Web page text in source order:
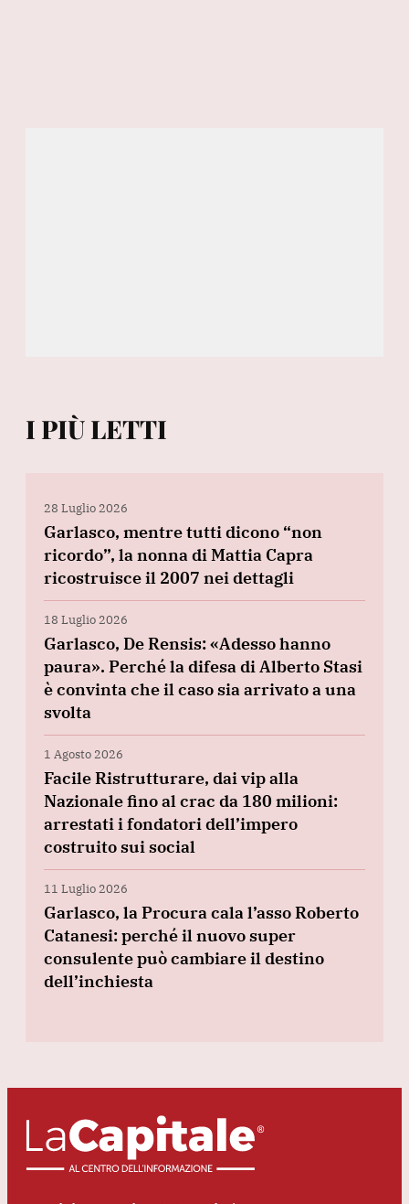
I PIÙ LETTI
28 Luglio 2026
Garlasco, mentre tutti dicono “non
ricordo”, la nonna di Mattia Capra
ricostruisce il 2007 nei dettagli
18 Luglio 2026
Garlasco, De Rensis: «Adesso hanno
paura». Perché la difesa di Alberto Stasi
è convinta che il caso sia arrivato a una
svolta
1 Agosto 2026
Facile Ristrutturare, dai vip alla
Nazionale fino al crac da 180 milioni:
arrestati i fondatori dell’impero
costruito sui social
11 Luglio 2026
Garlasco, la Procura cala l’asso Roberto
Catanesi: perché il nuovo super
consulente può cambiare il destino
dell’inchiesta